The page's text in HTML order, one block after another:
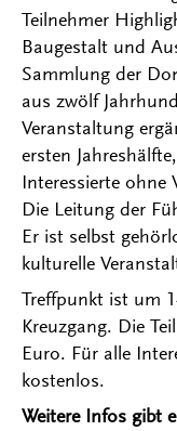
Teilnehmer
Baugestalt und
Sammlung der
aus zwölf
Veranstaltung
ersten
Interessierte ohne
Die Leitung der
Er ist selbst
kulturelle
Treffpunkt ist um
Kreuzgang. Die
Euro. Für alle
kostenlos.
Weitere Infos gibt